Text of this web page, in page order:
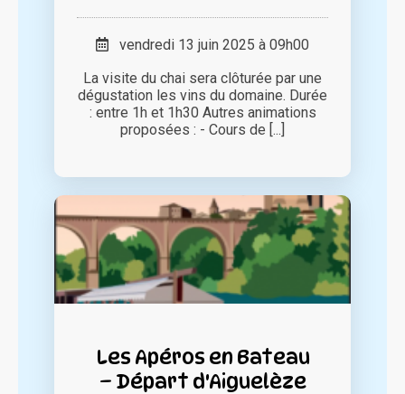
vendredi 13 juin 2025 à 09h00
La visite du chai sera clôturée par une
dégustation les vins du domaine. Durée
: entre 1h et 1h30 Autres animations
proposées : - Cours de [...]
Les Apéros en Bateau
– Départ d'Aiguelèze